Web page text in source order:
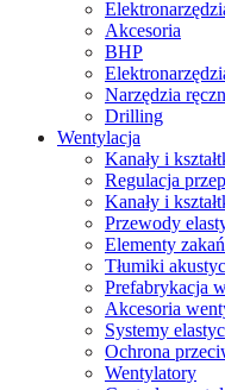
Akcesoria
BHP
Narzędzia
Drilling
Wentylacja
Kanały i
Regulacja
Kanały i
Przewody
Elementy
Tłumiki
Prefabrykacja
Akcesoria
Systemy
Ochrona
Wentylatory